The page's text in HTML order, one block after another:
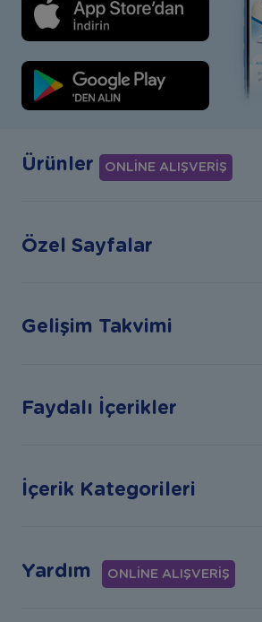
Ürünler ONLİNE ALIŞVERİŞ
Özel Sayfalar
Gelişim Takvimi
Faydalı İçerikler
İçerik Kategorileri
Yardım ONLİNE ALIŞVERİŞ